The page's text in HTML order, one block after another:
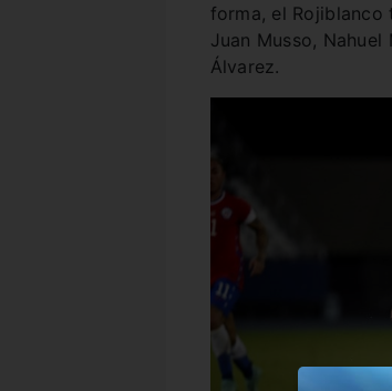
forma, el Rojiblanco
Juan Musso,
Álvarez.